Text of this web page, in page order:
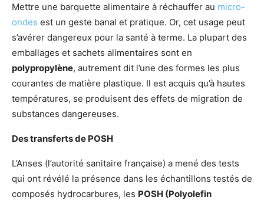
Mettre une barquette alimentaire à réchauffer au micro-
ondes est un geste banal et pratique. Or, cet usage peut
s’avérer dangereux pour la santé à terme. La plupart des
emballages et sachets alimentaires sont en
polypropylène, autrement dit l’une des formes les plus
courantes de matière plastique. Il est acquis qu’à hautes
températures, se produisent des effets de migration de
substances dangereuses.
Des transferts de POSH
L’Anses (l’autorité sanitaire française) a mené des tests
qui ont révélé la présence dans les échantillons testés de
composés hydrocarbures, les POSH (Polyolefin